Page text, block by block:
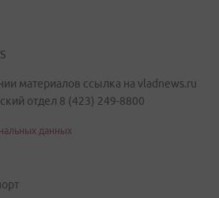
материалов ссылка на vladnews.ru
отдел 8 (423) 249-8800
данных